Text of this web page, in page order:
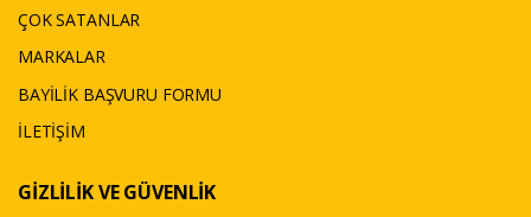
ÇOK SATANLAR
MARKALAR
BAYİLİK BAŞVURU FORMU
İLETİŞİM
GİZLİLİK VE GÜVENLİK